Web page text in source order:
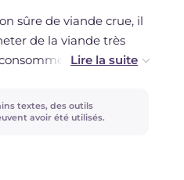
par exemple des
ou du zeste de
méditerranéenne !
sûre de viande crue, il
de la viande très
si des
nous vous
du Ministère
textes, des outils
avoir été utilisés.